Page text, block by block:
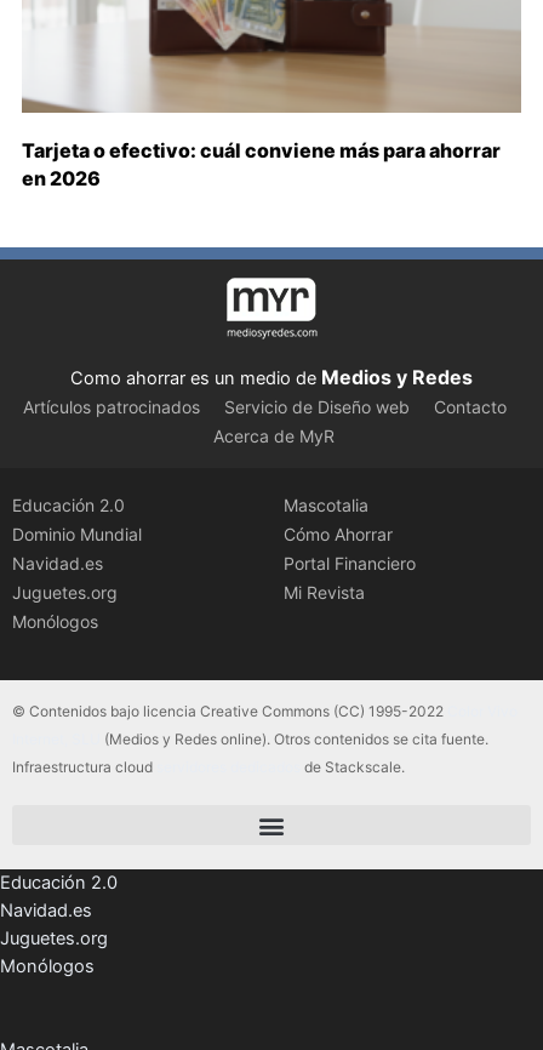
Tarjeta o efectivo: cuál conviene más para ahorrar
en 2026
Como ahorrar es un medio de Medios y Redes
Artículos patrocinados Servicio de Diseño web
Contacto
Acerca de MyR
Educación 2.0
Dominio Mundial
Navidad.es
Juguetes.org
Monólogos
Mascotalia
Cómo Ahorrar
Portal Financiero
Mi Revista
© Contenidos bajo licencia Creative Commons (CC) 1995-2022
(Medios y Redes online). Otros contenidos se cita fuente.
Infraestructura cloud
de Stackscale.
Educación 2.0
Navidad.es
Juguetes.org
Monólogos